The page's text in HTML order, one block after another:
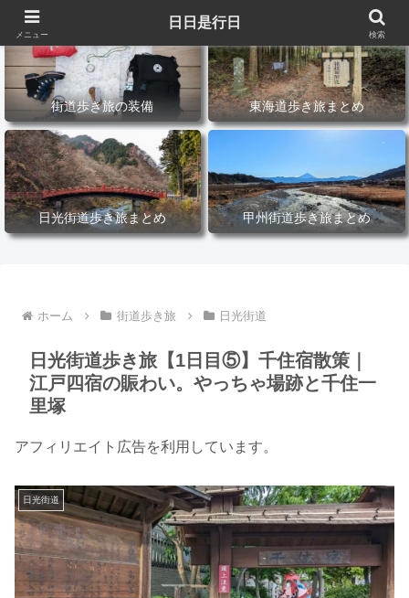
街道歩き旅の装備 東海道歩き旅まとめ
日光街道歩き旅まとめ 甲州街道歩き旅まとめ
ホーム 街道歩き旅 日光街道
日光街道歩き旅【1日目⑤】千住宿散策｜
江戸四宿の賑わい。やっちゃ場跡と千住一
里塚
アフィリエイト広告を利用しています。
日光街道
メニュー
日日是行日
検索